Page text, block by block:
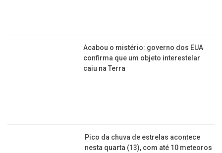
Acabou o mistério: governo dos EUA
confirma que um objeto interestelar
caiu na Terra
Pico da chuva de estrelas acontece
nesta quarta (13), com até 10 meteoros